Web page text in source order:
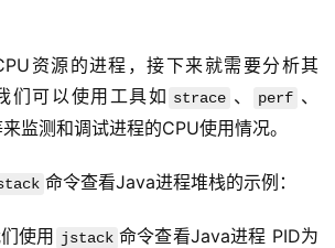
资源的进程，接下来就需要分析其
们可以使用工具如 strace 、 perf 、
监测和调试进程的CPU使用情况。
命令查看Java进程堆栈的示例：
使用 jstack 命令查看Java进程 PID为